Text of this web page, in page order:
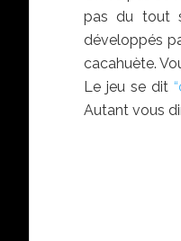
pas du tout
développés
cacahuète.
Le jeu se dit
Autant vous